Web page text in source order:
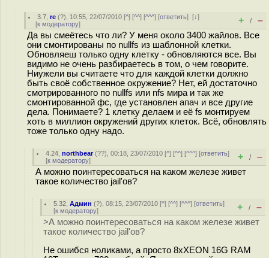
3.7 ,re (?), 10:55, 22/07/2010 [^] [^^] [^^^] [ответить][↓]
[к модератору] + / –
Да вы смеётесь что ли? У меня около 3400 жайлов. Все
они смонтированы по nullfs из шаблонной клетки.
Обновляеш только одну клетку - обновляются все. Вы
видимо не очень разбираетесь в том, о чем говорите.
Ниужели вы считаете что для каждой клетки должно
быть своё собственное окружение? Нет, ей достаточно
смотрированного по nullfs или nfs мира и так же
смонтированной фс, где установлен апач и все другие
дела. Понимаете? 1 клетку делаем и её fs монтируем
хоть в миллион окружений других клеток. Всё, обновлять
тоже только одну надо.
4.24 ,northbear(??), 00:18, 23/07/2010 [^] [^^] [^^^] [ответить]
[к модератору] + / –
А можно поинтересоваться на каком железе живет
такое количество jail'ов?
5.32 ,Админ (?), 08:15, 23/07/2010 [^] [^^] [^^^] [ответить]
[к модератору] + / –
>А можно поинтересоваться на каком железе живет
такое количество jail'ов?
Не ошибся ноликами, а просто 8хXEON 16G RAM